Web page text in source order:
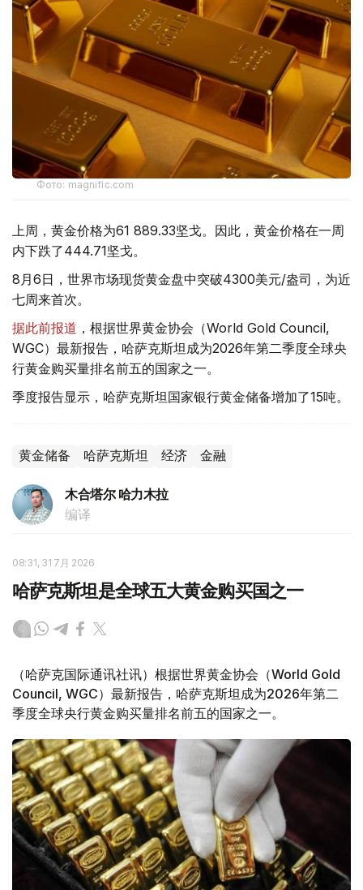
Фото: magnific.com
上周，黄金价格为61 889.33坚戈。因此，黄金价格在一周
内下跌了444.71坚戈。
8月6日，世界市场现货黄金盘中突破4300美元/盎司，为近
七周来首次。
据此前报道 ，根据世界黄金协会（World Gold Council,
WGC）最新报告，哈萨克斯坦成为2026年第二季度全球央
行黄金购买量排名前五的国家之一。
季度报告显示，哈萨克斯坦国家银行黄金储备增加了15吨。
黄金储备 哈萨克斯坦 经济 金融
木合塔尔 哈力木拉
编译
08:31, 31 7月 2026
哈萨克斯坦是全球五大黄金购买国之一
（哈萨克国际通讯社讯）根据世界黄金协会（World Gold
Council, WGC）最新报告，哈萨克斯坦成为2026年第二
季度全球央行黄金购买量排名前五的国家之一。